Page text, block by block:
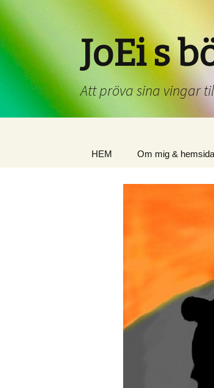
JoEi s
Att pröva sina vingar
HEM Om mig &